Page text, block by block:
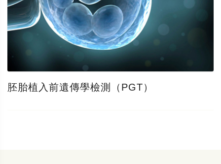
胚胎植入前遺傳學檢測（PGT）